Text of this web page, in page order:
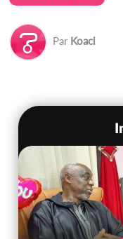
Par Koaci